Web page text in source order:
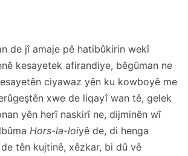
de jî amaje pê hatibûkirin wekî
kesayetek afirandiye, bêgûman ne
ciyawaz yên ku kowboyê me
xwe de liqayî wan tê, gelek
yên herî naskirî ne, dijminên wî
Hors-la-loiyê de, di henga
tên kujtinê, xêzkar, bi dû vê